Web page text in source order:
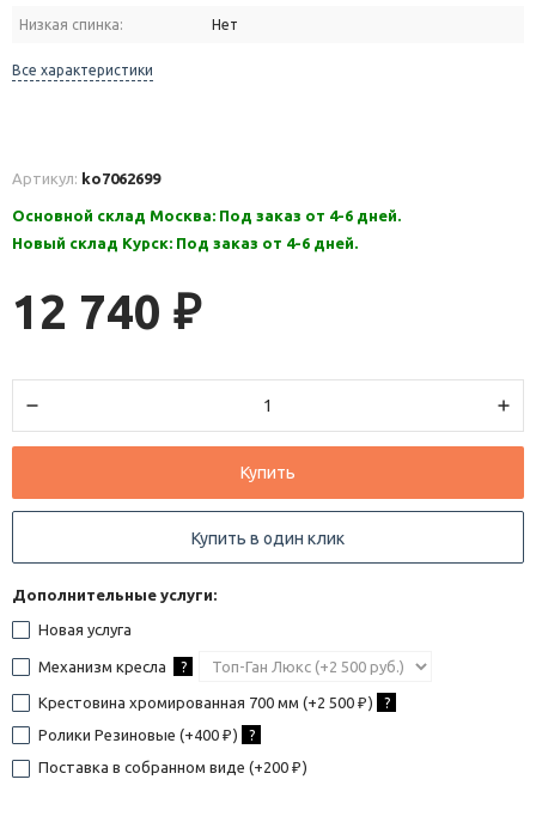
Низкая спинка: Нет
Все характеристики
Артикул: ko7062699
Основной склад Москва: Под заказ от 4-6 дней.
Новый склад Курск: Под заказ от 4-6 дней.
12 740 ₽
Купить
Купить в один клик
Дополнительные услуги:
Новая услуга
Механизм кресла ?
Крестовина хромированная 700 мм (+2 500 ₽ ) ?
Ролики Резиновые (+400 ₽ ) ?
Поставка в собранном виде (+200 ₽ )